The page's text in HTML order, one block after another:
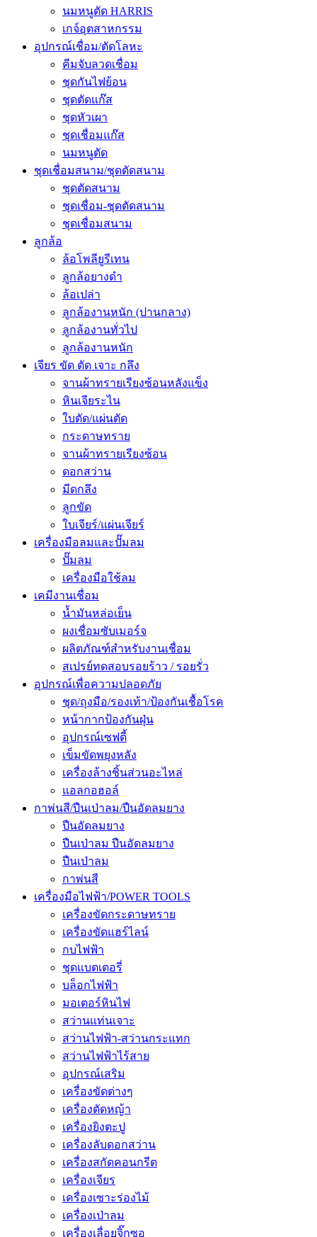
นมหนูตัด HARRIS
เกจ์อุตสาหกรรม
อุปกรณ์เชื่อม/ตัดโลหะ
คีมจับลวดเชื่อม
ชุดกันไฟย้อน
ชุดตัดแก๊ส
ชุดหัวเผา
ชุดเชื่อมแก๊ส
นมหนูตัด
ชุดเชื่อมสนาม/ชุดตัดสนาม
ชุดตัดสนาม
ชุดเชื่อม-ชุดตัดสนาม
ชุดเชื่อมสนาม
ลูกล้อ
ล้อโพลียูรีเทน
ลูกล้อยางดำ
ล้อเปล่า
ลูกล้องานหนัก (ปานกลาง)
ลูกล้องานทั่วไป
ลูกล้องานหนัก
เจียร ขัด ตัด เจาะ กลึง
จานผ้าทรายเรียงซ้อนหลังแข็ง
หินเจียระไน
ใบตัด/แผ่นตัด
กระดาษทราย
จานผ้าทรายเรียงซ้อน
ดอกสว่าน
มีดกลึง
ลูกขัด
ใบเจียร์/แผ่นเจียร์
เครื่องมือลมและปั๊มลม
ปั๊มลม
เครื่องมือใช้ลม
เคมีงานเชื่อม
น้ำมันหล่อเย็น
ผงเชื่อมซับเมอร์จ
ผลิตภัณฑ์สำหรับงานเชื่อม
สเปรย์ทดสอบรอยร้าว / รอยรั่ว
อุปกรณ์เพื่อความปลอดภัย
ชุด/ถุงมือ/รองเท้า/ป้องกันเชื้อโรค
หน้ากากป้องกันฝุ่น
อุปกรณ์เซฟตี้
เข็มขัดพยุงหลัง
เครื่องล้างชิ้นส่วนอะไหล่
แอลกอฮอล์
กาพ่นสี/ปืนเป่าลม/ปืนอัดลมยาง
ปืนอัดลมยาง
ปืนเป่าลม ปืนอัดลมยาง
ปืนเป่าลม
กาพ่นสี
เครื่องมือไฟฟ้า/POWER TOOLS
เครื่องขัดกระดาษทราย
เครื่องขัดแฮร์ไลน์
กบไฟฟ้า
ชุดแบตเตอรี่
บล็อกไฟฟ้า
มอเตอร์หินไฟ
สว่านแท่นเจาะ
สว่านไฟฟ้า-สว่านกระแทก
สว่านไฟฟ้าไร้สาย
อุปกรณ์เสริม
เครื่องขัดต่างๆ
เครื่องตัดหญ้า
เครื่องยิงตะปู
เครื่องลับดอกสว่าน
เครื่องสกัดคอนกรีต
เครื่องเจียร
เครื่องเซาะร่องไม้
เครื่องเป่าลม
เครื่องเลื่อยจิ๊กซอ